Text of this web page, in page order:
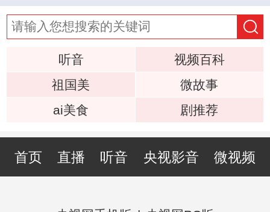
听音
视频百科
祖国美
微故事
ai美食
剧推荐
首页 直播 听音 央视影音 微视频